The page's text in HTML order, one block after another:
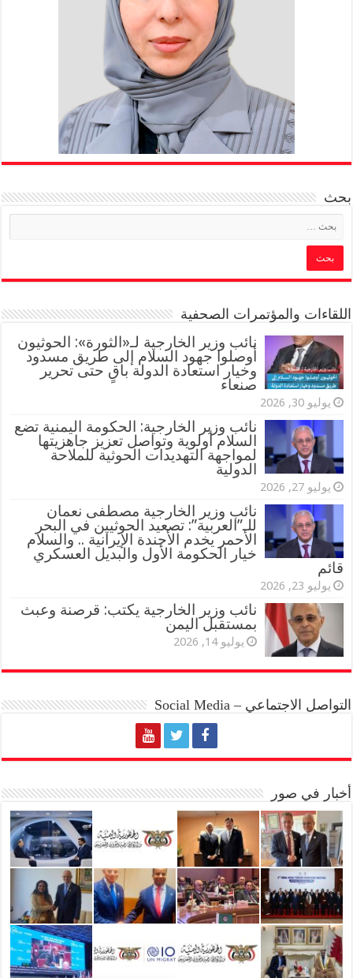
بحث
اللقاءات والمؤتمرات الصحفية
‏نائب وزير الخارجية لـ«الثورة»: الحوثيون
أوصلوا جهود السلام إلى طريق مسدود
وخيار استعادة الدولة باقٍ حتى تحرير
صنعاء
يوليو 30, 2026
نائب وزير الخارجية: الحكومة اليمنية تضع
السلام أولوية وتواصل تعزيز جاهزيتها
لمواجهة التهديدات الحوثية للملاحة
الدولية
يوليو 27, 2026
نائب وزير الخارجية مصطفى نعمان
للـ”العربية”: تصعيد الحوثيين في البحر
الأحمر يخدم الأجندة الإيرانية .. والسلام
خيار الحكومة الأول والبديل العسكري
قائم
يوليو 23, 2026
نائب وزير الخارجية يكتب: قرصنة وعبث
بمستقبل اليمن
يوليو 14, 2026
التواصل الاجتماعي – Social Media
أخبار في صور